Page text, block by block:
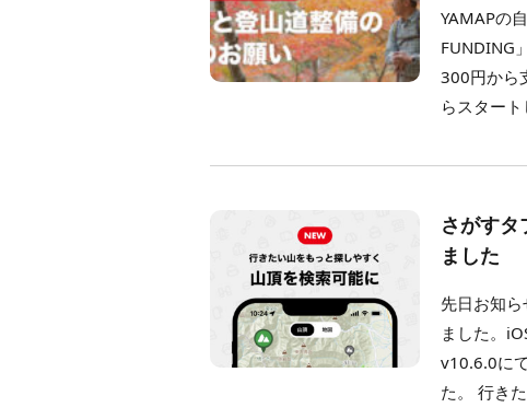
YAMAPの
FUNDING
300円から
らスター
さがすタ
ました
先日お知
ました。
v10.6.0に
た。 行き